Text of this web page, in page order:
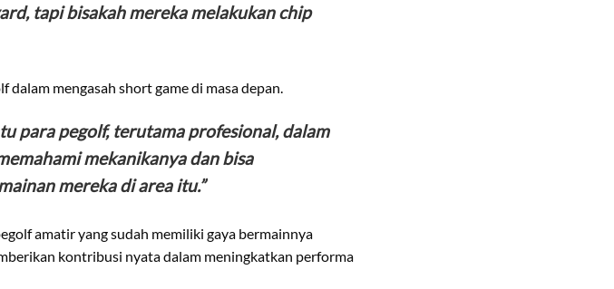
tapi bisakah mereka melakukan chip
mengasah short game di masa depan.
para pegolf, terutama profesional, dalam
mekanikanya dan bisa
mereka di area itu.”
amatir yang sudah memiliki gaya bermainnya
kontribusi nyata dalam meningkatkan performa